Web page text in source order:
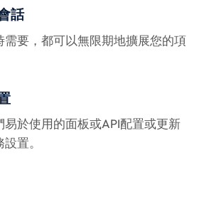
話
需要，都可以無限期地擴展您的項
易於使用的面板或API配置或更新
置。